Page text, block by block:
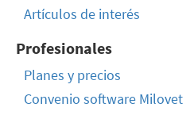
Artículos de interés
Profesionales
Planes y precios
Convenio software Milovet